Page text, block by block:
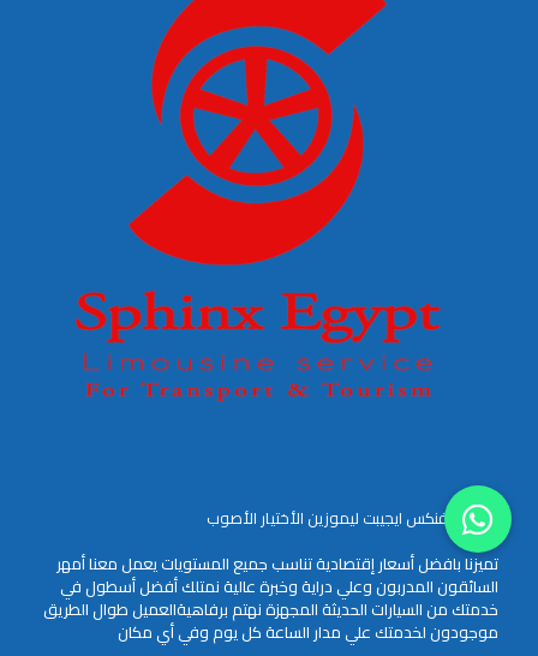
لماذا سفنكس ايجيبت ليموزين الأختيار الأصوب
تميزنا بافضل أسعار إقتصادية تناسب جميع المستويات يعمل معنا أمهر
السائقون المدربون وعلي دراية وخبرة عالية نمتلك أفضل أسطول في
خدمتك من السيارات الحديثة المجهزة نهتم برفاهيةالعميل طوال الطريق
موجودون لخدمتك علي مدار الساعة كل يوم وفي أي مكان